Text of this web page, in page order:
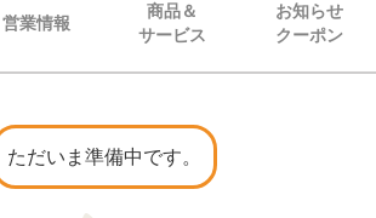
営業情報
商品＆
サービス
お知らせ
クーポン
ただいま準備中です。